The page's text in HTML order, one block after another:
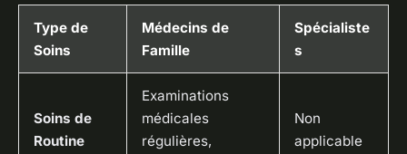
Type de
Soins
Médecins de
Famille
Spécialiste
s
Soins de
Routine
Examinations
médicales
régulières,
Non
applicable